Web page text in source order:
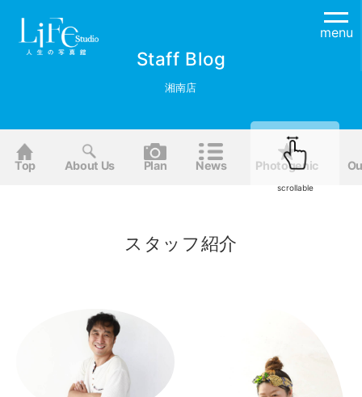
menu
Staff Blog
湘南店
Top About Us Plan News Photogenic
スタッフ紹介